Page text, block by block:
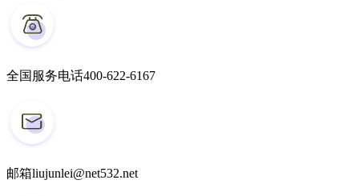
全国服务电话400-622-6167
邮箱liujunlei@net532.net